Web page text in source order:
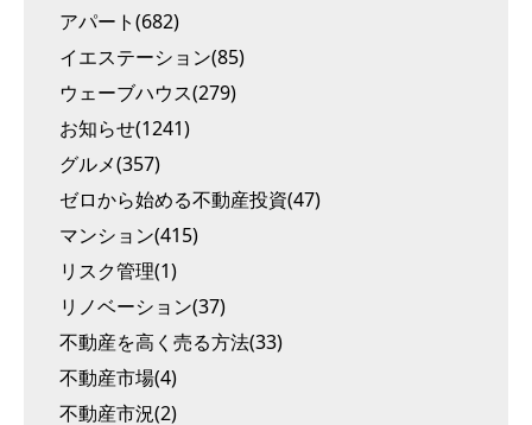
アパート(682)
イエステーション(85)
ウェーブハウス(279)
お知らせ(1241)
グルメ(357)
ゼロから始める不動産投資(47)
マンション(415)
リスク管理(1)
リノベーション(37)
不動産を高く売る方法(33)
不動産市場(4)
不動産市況(2)